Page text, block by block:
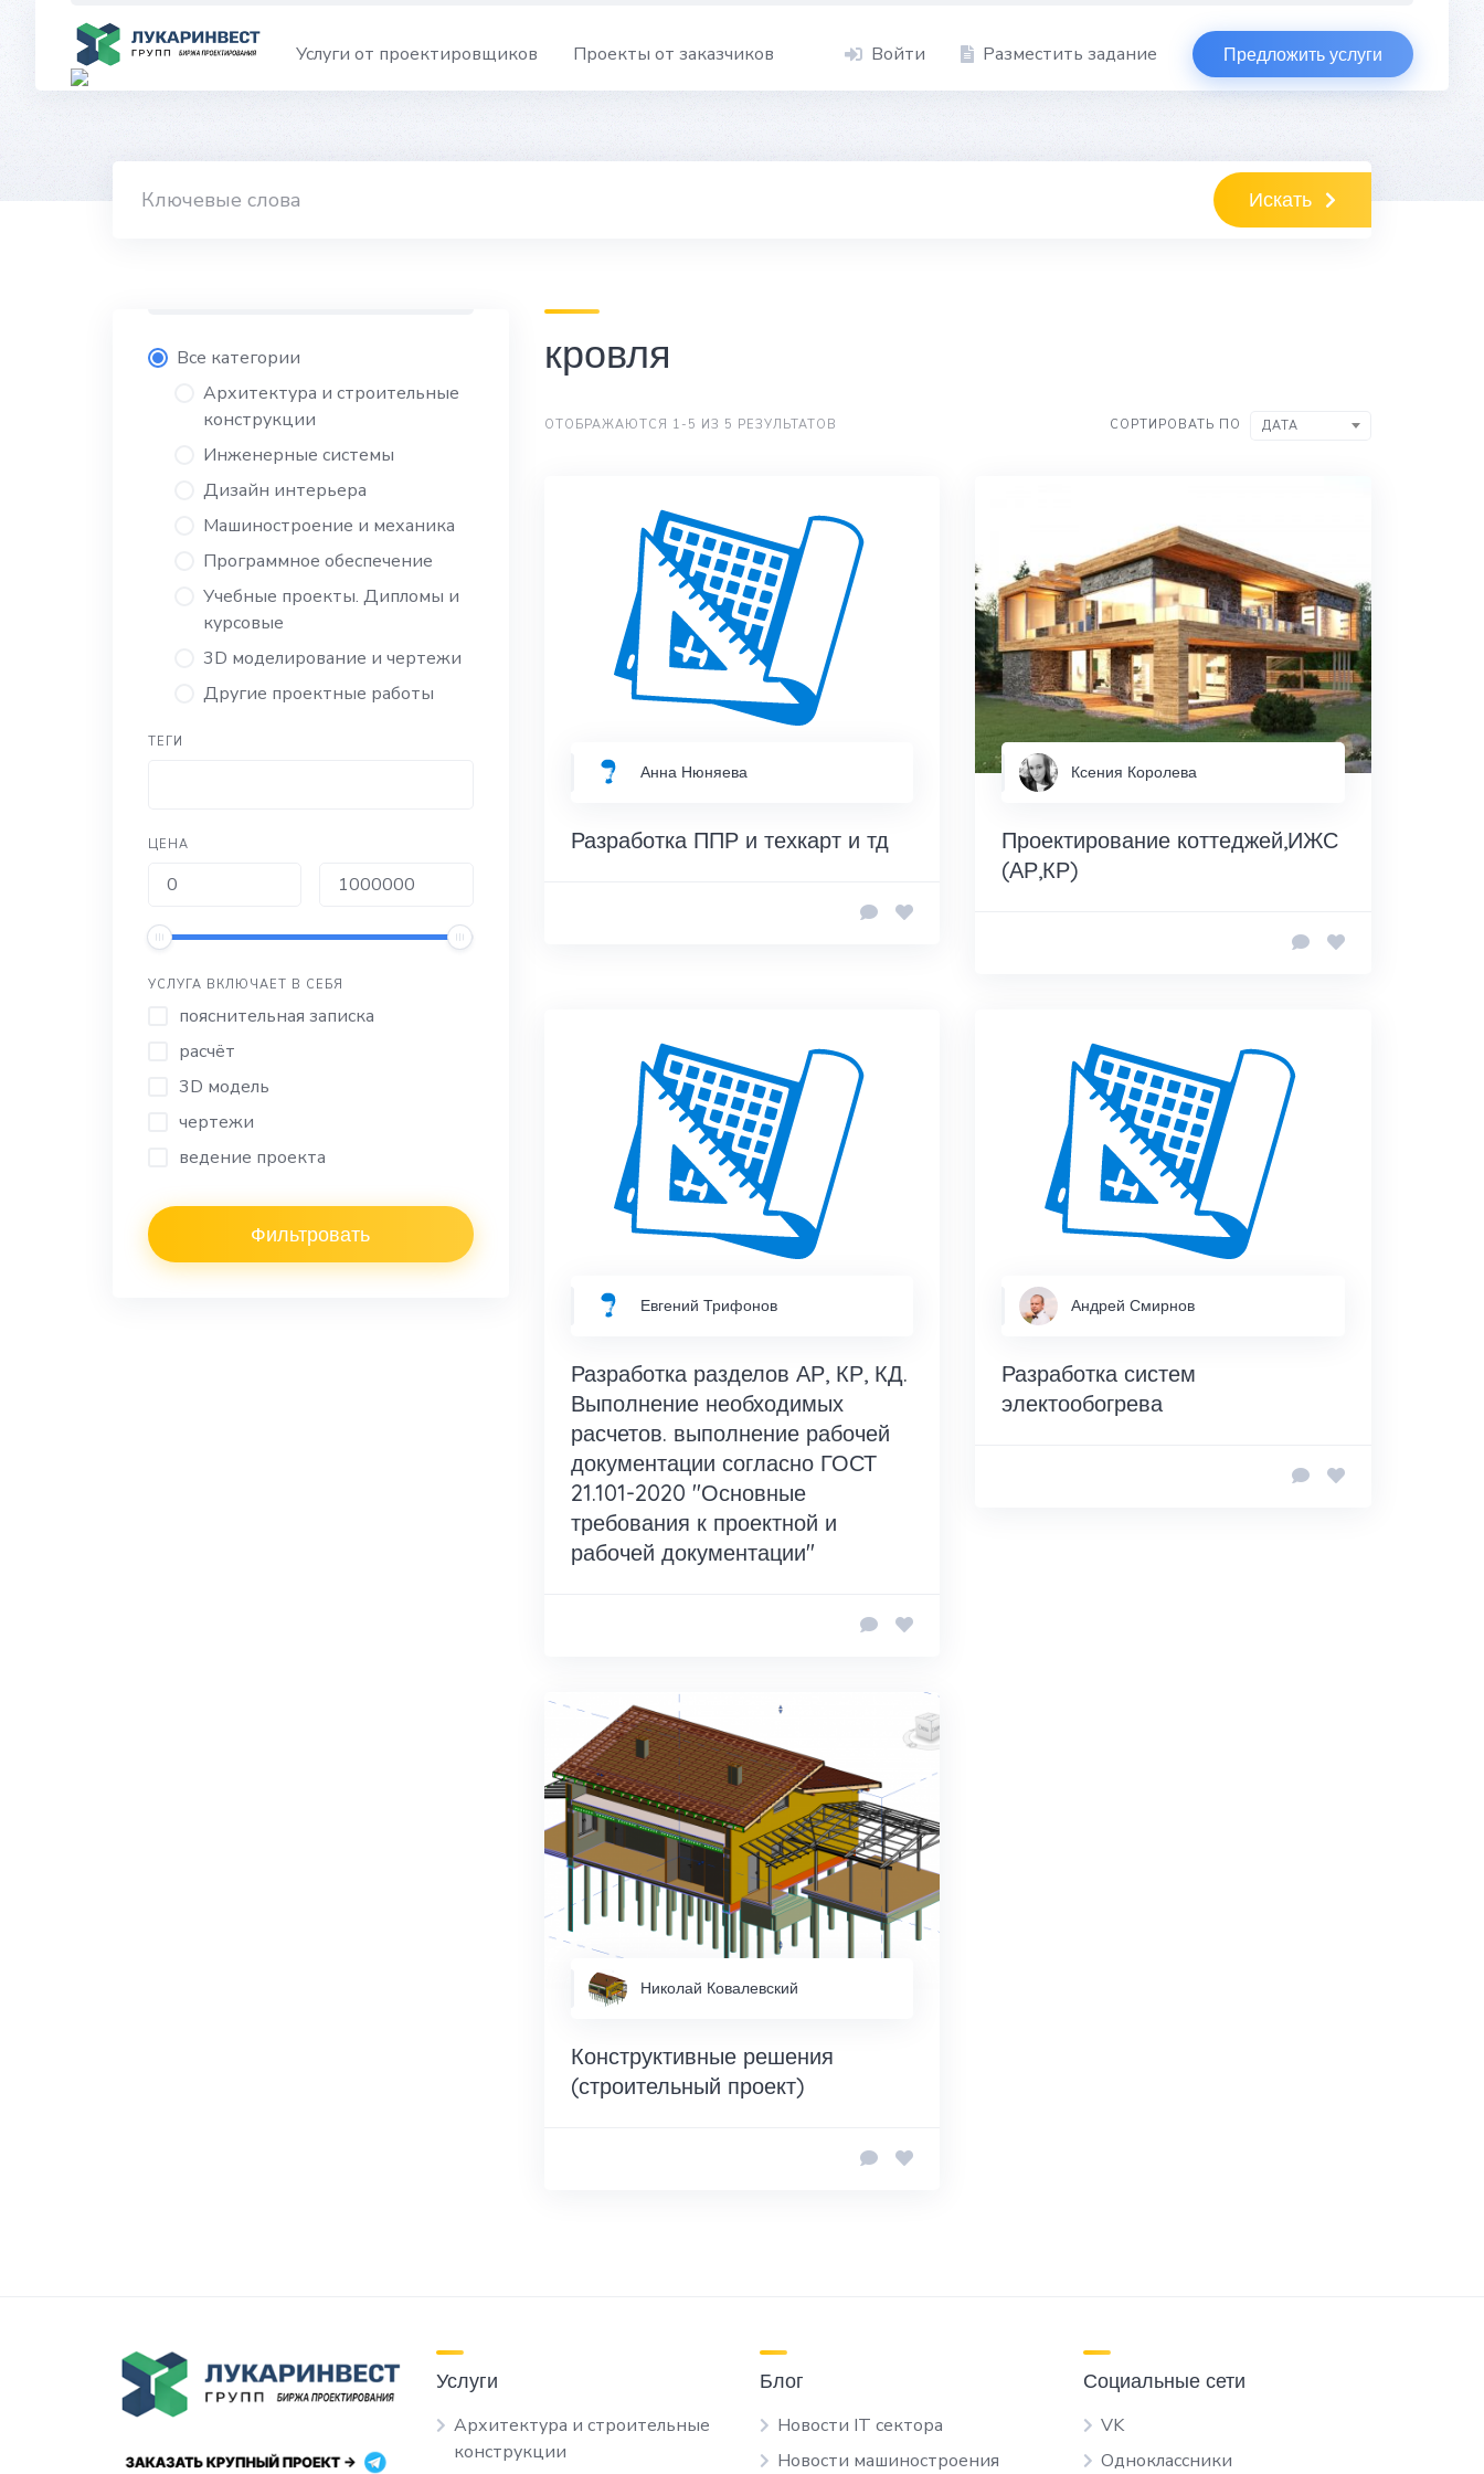
Услуги от проектировщиков Проекты от заказчиков Войти Разместить задание Предложить услуги
Искать
Все категории
Архитектура и строительные
конструкции
Инженерные системы
Дизайн интерьера
Машиностроение и механика
Программное обеспечение
Учебные проекты. Дипломы и
курсовые
3D моделирование и чертежи
Другие проектные работы
ТЕГИ
ЦЕНА
УСЛУГА ВКЛЮЧАЕТ В СЕБЯ
пояснительная записка
расчёт
3D модель
чертежи
ведение проекта
Фильтровать
кровля
ОТОБРАЖАЮТСЯ 1-5 ИЗ 5 РЕЗУЛЬТАТОВ СОРТИРОВАТЬ ПО ДАТА
Анна Нюняева
Разработка ППР и техкарт и тд
Ксения Королева
Проектирование коттеджей,ИЖС
(АР,КР)
Евгений Трифонов
Разработка разделов АР, КР, КД.
Выполнение необходимых
расчетов. выполнение рабочей
документации согласно ГОСТ
21.101-2020 "Основные
требования к проектной и
рабочей документации"
Андрей Смирнов
Разработка систем
электообогрева
Николай Ковалевский
Конструктивные решения
(строительный проект)
Услуги
Архитектура и строительные
конструкции
Блог
Новости IT сектора
Новости машиностроения
Социальные сети
VK
Одноклассники